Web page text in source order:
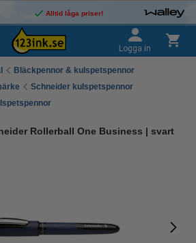
Alltid låga priser!
Logga in
Bläckpennor & kulspetspennor
Schneider kulspetspennor
Rollerball One Business | svart